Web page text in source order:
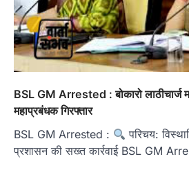
BSL GM Arrested : बोकारो लाठीचार्ज
महाप्रबंधक गिरफ्तार
BSL GM Arrested :
परिचय:
प्रशासन की सख्त कार्रवाई BSL GM